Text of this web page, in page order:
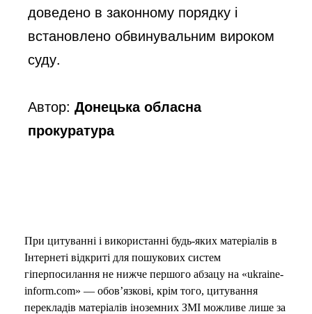
доведено в законному порядку і
встановлено обвинувальним вироком
суду.
Автор:Донецька обласна
прокуратура
При цитуванні і використанні будь-яких матеріалів в
Інтернеті відкриті для пошукових систем
гіперпосилання не нижче першого абзацу на «ukraine-
inform.com» — обов’язкові, крім того, цитування
перекладів матеріалів іноземних ЗМІ можливе лише за